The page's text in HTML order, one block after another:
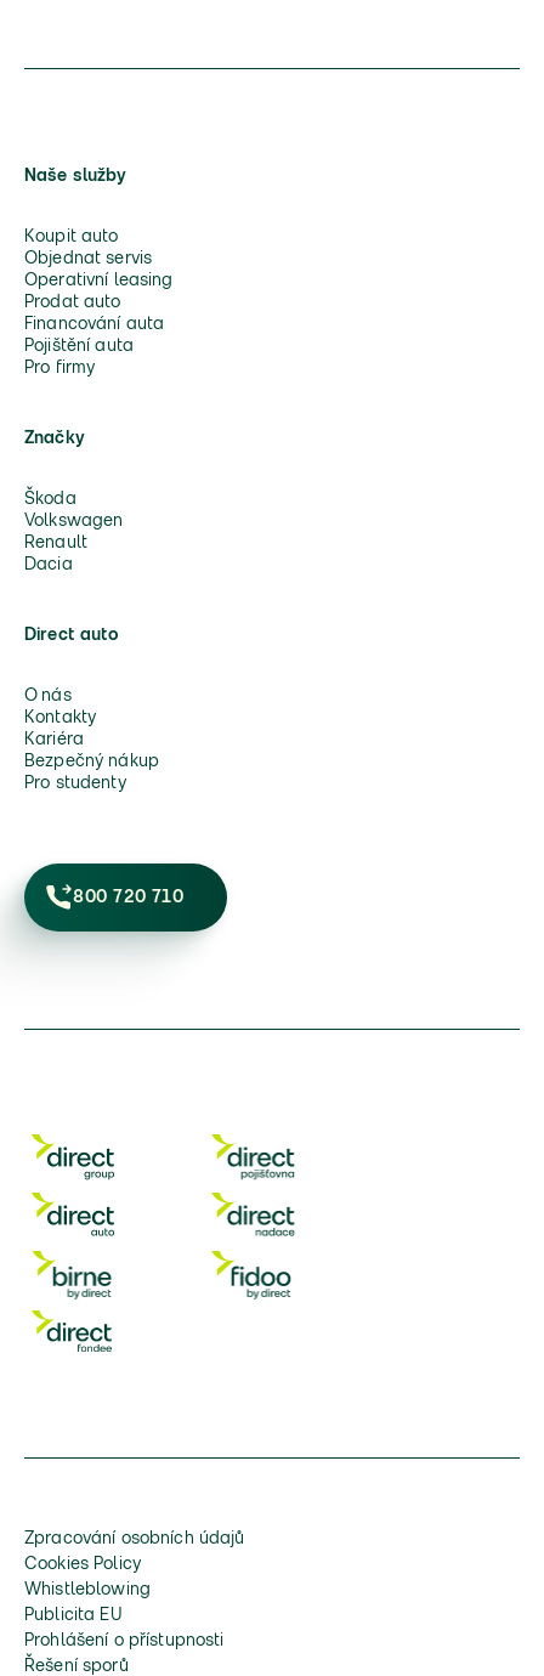
Naše služby
Koupit auto
Objednat servis
Operativní leasing
Prodat auto
Financování auta
Pojištění auta
Pro firmy
Značky
Škoda
Volkswagen
Renault
Dacia
Direct auto
O nás
Kontakty
Kariéra
Bezpečný nákup
Pro studenty
800 720 710
Zpracování osobních údajů
Cookies Policy
Whistleblowing
Publicita EU
Prohlášení o přístupnosti
Řešení sporů